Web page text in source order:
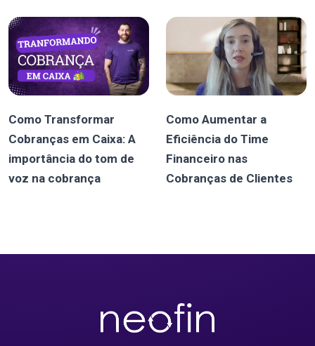
Como Transformar
Cobranças em Caixa: A
importância do tom de
voz na cobrança
Como Aumentar a
Eficiência do Time
Financeiro nas
Cobranças de Clientes